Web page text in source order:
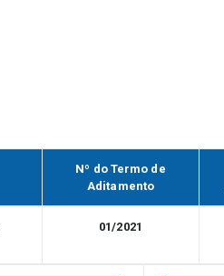
Nº do Termo de
Aditamento
01/2021